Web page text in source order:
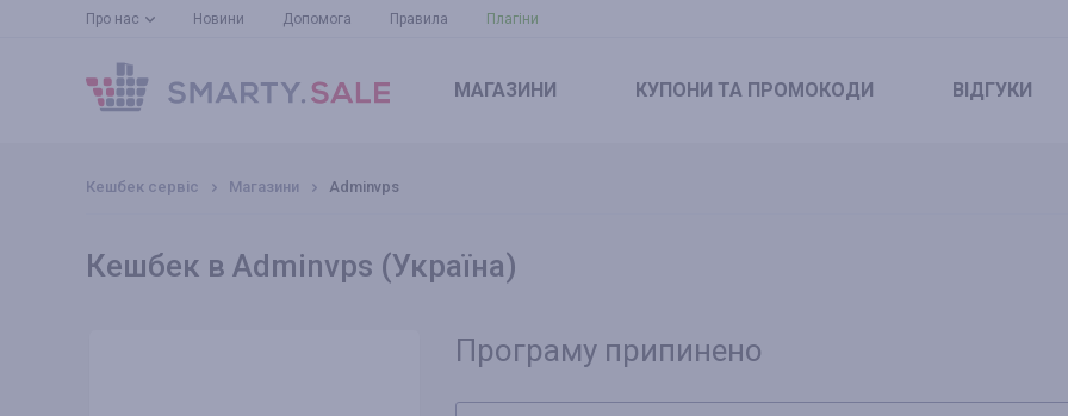
Про нас Новини Допомога Правила Плагіни
МАГАЗИНИ КУПОНИ ТА ПРОМОКОДИ ВІДГУКИ
Кешбек сервіс Магазини Adminvps
Кешбек в Adminvps (Україна)
Програму припинено